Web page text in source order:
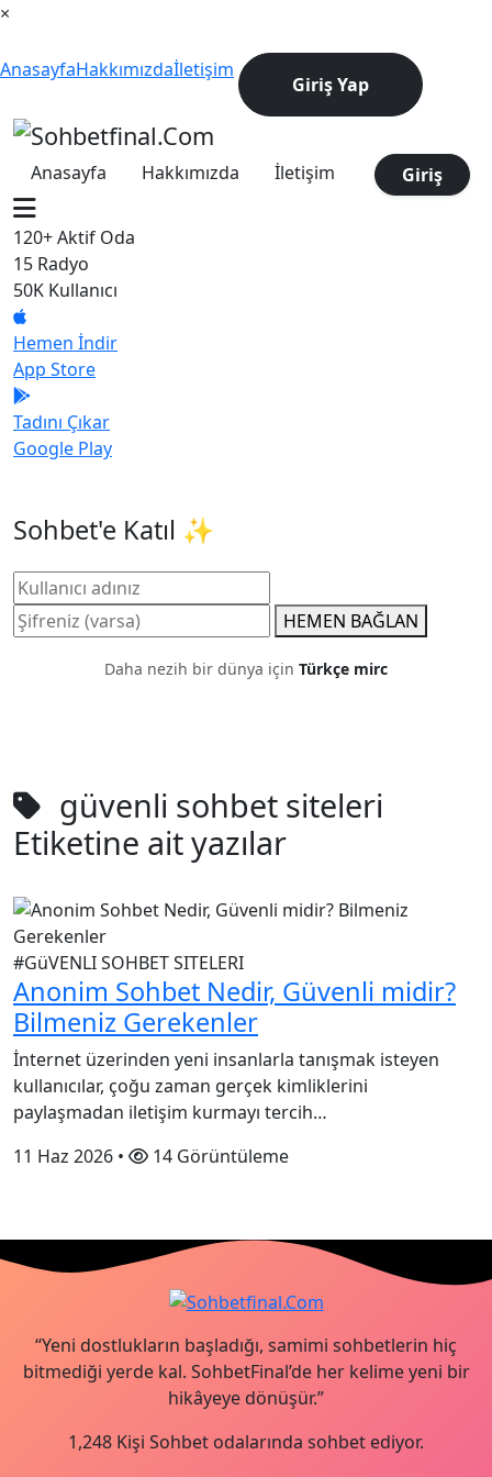
×
AnasayfaHakkımızdaİletişim
Giriş Yap
Anasayfa Hakkımızda İletişim Giriş
Sohbet'e Katıl ✨
HEMEN BAĞLAN
Daha nezih bir dünya için Türkçe mirc
120+Aktif Oda
15 Radyo
50K Kullanıcı
Hemen İndir
App Store
Tadını Çıkar
Google Play
güvenli sohbet siteleri
Etiketine ait yazılar
#GüVENLI SOHBET SITELERI
Anonim Sohbet Nedir, Güvenli midir?
Bilmeniz Gerekenler
İnternet üzerinden yeni insanlarla tanışmak isteyen
kullanıcılar, çoğu zaman gerçek kimliklerini
paylaşmadan iletişim kurmayı tercih…
11 Haz 2026 • 14 Görüntüleme
“Yeni dostlukların başladığı, samimi sohbetlerin hiç
bitmediği yerde kal. SohbetFinal’de her kelime yeni bir
hikâyeye dönüşür.”
1,248 Kişi Sohbet odalarında sohbet ediyor.